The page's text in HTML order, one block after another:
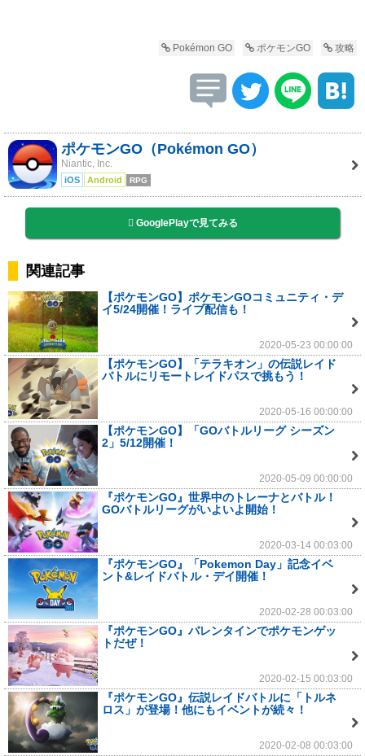
Pokémon GO ポケモンGO 攻略
ポケモンGO（Pokémon GO）
Niantic, Inc.
iOS Android RPG
GooglePlayで見てみる
関連記事
【ポケモンGO】ポケモンGOコミュニティ・デ
イ5/24開催！ライブ配信も！
2020-05-23 00:00:00
【ポケモンGO】「テラキオン」の伝説レイド
バトルにリモートレイドパスで挑もう！
2020-05-16 00:00:00
【ポケモンGO】「GOバトルリーグ シーズン
2」5/12開催！
2020-05-09 00:00:00
『ポケモンGO』世界中のトレーナとバトル！
GOバトルリーグがいよいよ開始！
2020-03-14 00:03:00
『ポケモンGO』「Pokemon Day」記念イベ
ント&レイドバトル・デイ開催！
2020-02-28 00:03:00
『ポケモンGO』バレンタインでポケモンゲッ
トだぜ！
2020-02-15 00:03:00
『ポケモンGO』伝説レイドバトルに「トルネ
ロス」が登場！他にもイベントが続々！
2020-02-08 00:03:00